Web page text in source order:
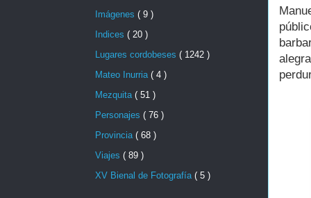
Imágenes ( 9 )
Indices ( 20 )
Lugares cordobeses ( 1242 )
Mateo Inurria ( 4 )
Mezquita ( 51 )
Personajes ( 76 )
Provincia ( 68 )
Viajes ( 89 )
XV Bienal de Fotografía ( 5 )